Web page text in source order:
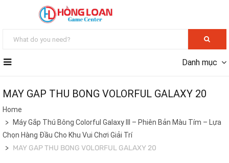
Danh mục
MAY GAP THU BONG VOLORFUL GALAXY 20
Home
Máy Gắp Thú Bông Colorful Galaxy III – Phiên Bản Màu Tím – Lựa
Chọn Hàng Đầu Cho Khu Vui Chơi Giải Trí
MAY GAP THU BONG VOLORFUL GALAXY 20